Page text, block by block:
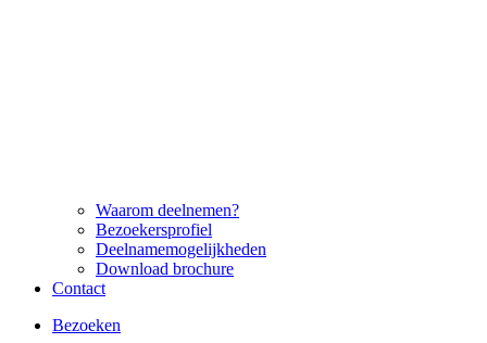
Waarom deelnemen?
Bezoekersprofiel
Deelnamemogelijkheden
Download brochure
Contact
Bezoeken